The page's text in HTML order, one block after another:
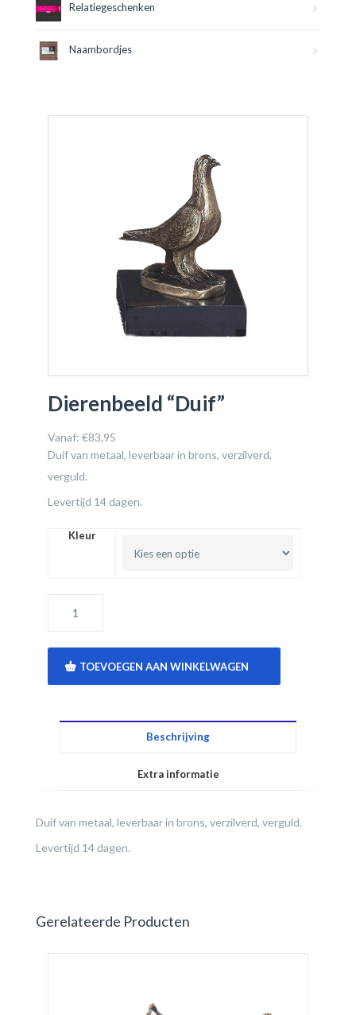
Relatiegeschenken
Naambordjes
Dierenbeeld “Duif”
Vanaf: €83,95
Duif van metaal, leverbaar in brons, verzilverd,
verguld.
Levertijd 14 dagen.
Kleur
TOEVOEGEN AAN WINKELWAGEN
Beschrijving
Extra informatie
Duif van metaal, leverbaar in brons, verzilverd, verguld.
Levertijd 14 dagen.
Gerelateerde Producten